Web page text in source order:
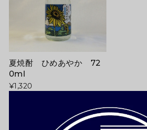
夏焼酎 ひめあやか 72
0ml
¥1,320